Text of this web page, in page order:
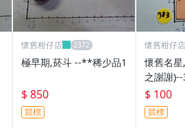
懷舊柑仔店
極早期,菸斗 --**稀少品1
$ 850
競標
懷舊柑仔店
懷舊名
之謝謝
$ 100
競標